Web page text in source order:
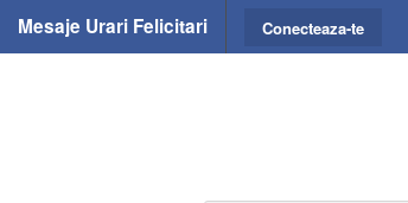
Mesaje Urari Felicitari Conecteaza-te